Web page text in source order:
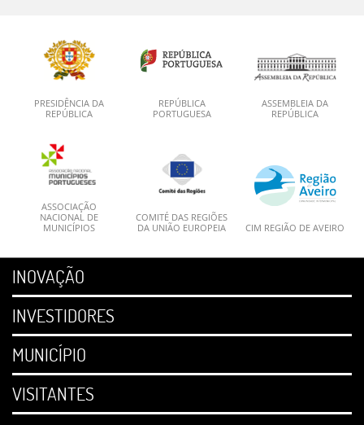
PRESIDÊNCIA DA
REPÚBLICA
REPÚBLICA
PORTUGUESA
ASSEMBLEIA DA
REPÚBLICA
ASSOCIAÇÃO
NACIONAL DE
MUNICÍPIOS
COMITÉ DAS REGIÕES
DA UNIÃO EUROPEIA
CIM REGIÃO DE AVEIRO
INOVAÇÃO
INVESTIDORES
MUNICÍPIO
VISITANTES